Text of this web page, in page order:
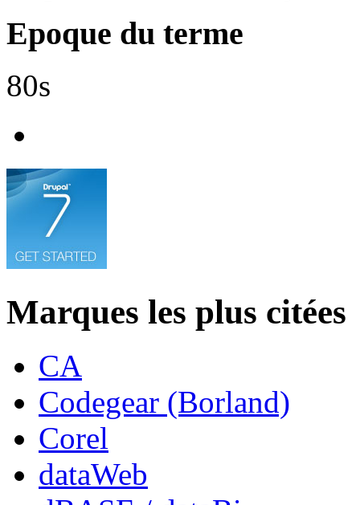
Epoque du terme
80s
Marques les plus citées
CA
Codegear (Borland)
Corel
dataWeb